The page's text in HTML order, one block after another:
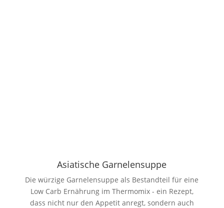
Asiatische Garnelensuppe
Die würzige Garnelensuppe als Bestandteil für eine
Low Carb Ernährung im Thermomix - ein Rezept,
dass nicht nur den Appetit anregt, sondern auch